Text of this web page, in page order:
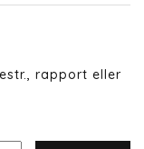
rapport eller